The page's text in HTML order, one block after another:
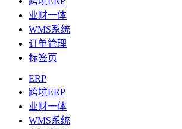
业财一体
WMS系统
订单管理
标签页
ERP
跨境ERP
业财一体
WMS系统